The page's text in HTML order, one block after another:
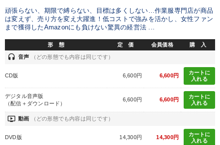
頑張らない、期限で縛らない、目標は多くしない…作業服専門店が商品
は変えず、売り方を変え大躍進！低コストで強みを活かし、女性ファン
まで獲得したAmazonにも負けない驚異の経営法 ...
形 態 定 価 会員価格 購 入
headset 音声 （どの形態でも内容は同じです）
CD版 6,600円 6,600円
カートに
入れる
デジタル音声版
（配信＋ダウンロード）
6,600円 6,600円
カートに
入れる
ondemand_video 動画 （どの形態でも内容は同じです）
DVD版 14,300円 14,300円
カートに
入れる